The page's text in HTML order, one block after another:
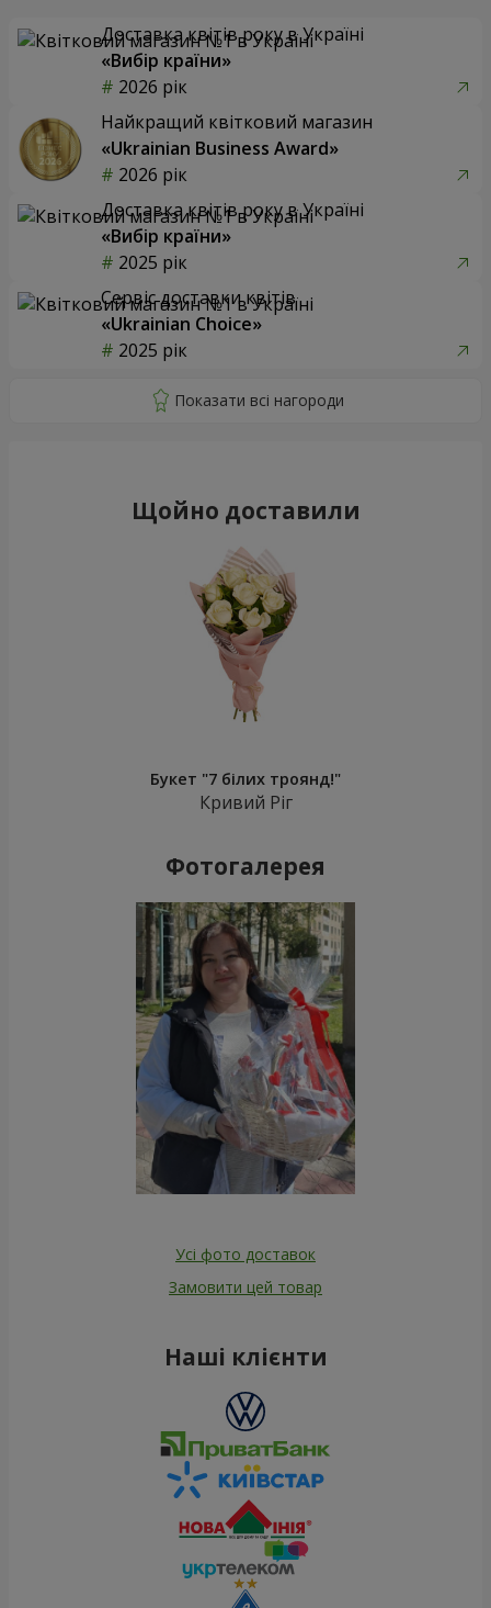
Доставка квітів року в Україні
«Вибір країни»
2026 рік
Найкращий квітковий магазин
«Ukrainian Business Award»
2026 рік
Доставка квітів року в Україні
«Вибір країни»
2025 рік
Сервіс доставки квітів
«Ukrainian Choice»
2025 рік
Щойно доставили
Букет "7 білих троянд!"
Кривий Ріг
Фотогалерея
Усі фото доставок
Замовити цей товар
Наші клієнти